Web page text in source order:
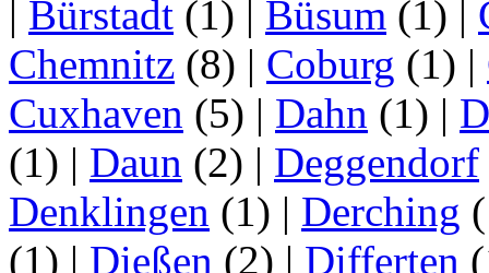
Bürstadt (1) Büsum (1)
Chemnitz (8) | Coburg (1) |
Cuxhaven (5) | Dahn (1) |
(1) | Daun (2) | Deggendorf
Denklingen (1) | Derching
(1) | Dießen (2) | Differten